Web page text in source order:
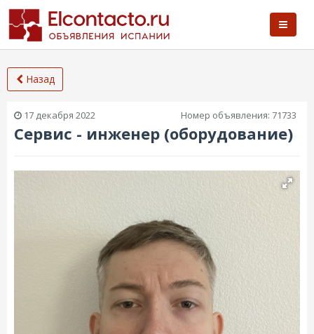
Назад
17 декабря 2022 Номер объявления: 71733
Сервис - инженер (оборудование)